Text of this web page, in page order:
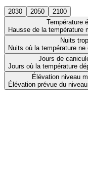
2030 2050
2100
Température
Hausse de la température
Nuits
Nuits où la température
Jours de
Jours où la température
Élévation niveau
Élévation prévue du